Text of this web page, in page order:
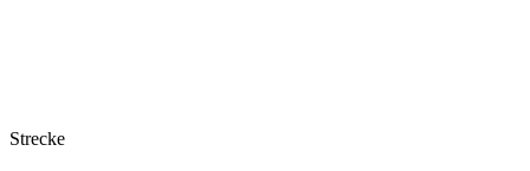
Strecke